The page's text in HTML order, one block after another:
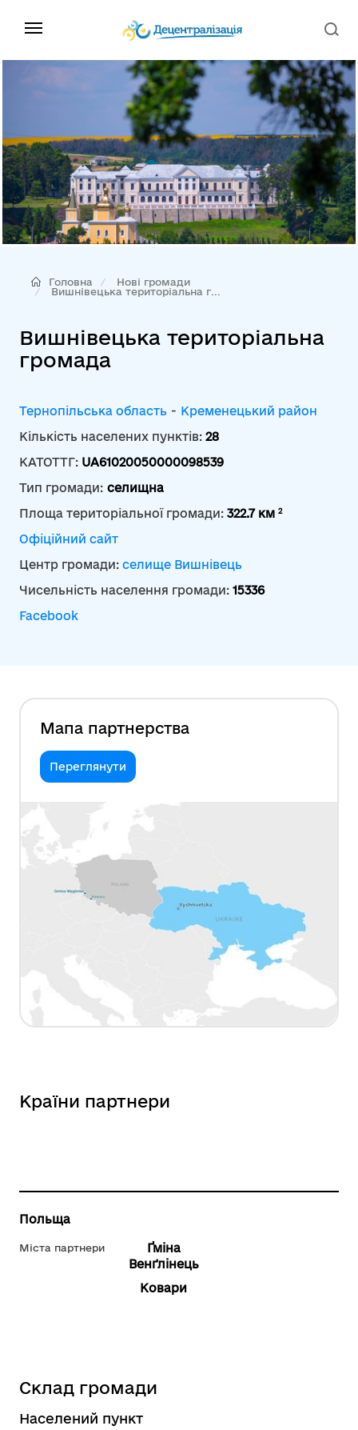
Головна
Нові громади
Вишнівецька територіальна г...
Вишнівецька територіальна
громада
Тернопільська область - Кременецький район
Кількість населених пунктів: 28
КАТОТТГ: UA61020050000098539
Тип громади: селищна
Площа територіальної громади: 322.7 км 2
Офіційний сайт
Центр громади: селище Вишнівець
Чисельність населення громади: 15336
Facebook
Мапа партнерства
Переглянути
Країни партнери
Польща
Міста партнери
Ґміна
Венґлінець
Ковари
Склад громади
Населений пункт